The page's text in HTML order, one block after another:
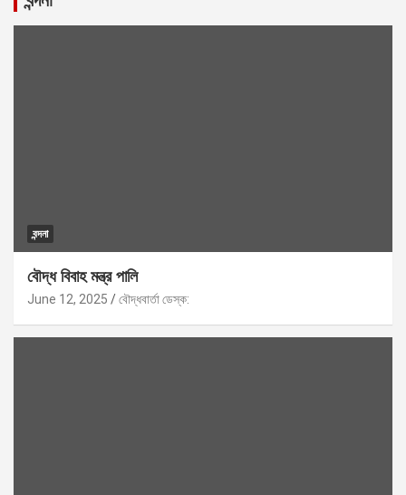
বন্দনা
বৌদ্ধ বিবাহ মন্ত্র পালি
June 12, 2025 বৌদ্ধবার্তা ডেস্ক: